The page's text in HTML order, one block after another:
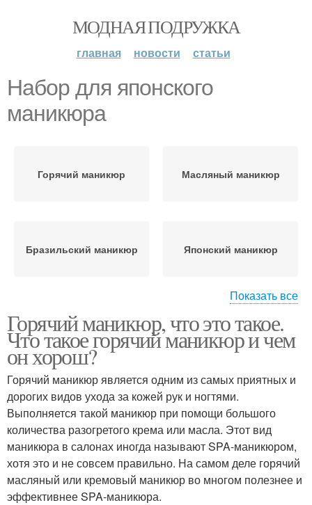
МОДНАЯ ПОДРУЖКА
главная новости статьи
Набор для японского
маникюра
Горячий маникюр Масляный маникюр
Бразильский маникюр Японский маникюр
Маникюр в домашних
условиях
Показать все
Горячий маникюр, что это такое.
Что такое горячий маникюр и чем
он хорош?
Горячий маникюр является одним из самых приятных и
дорогих видов ухода за кожей рук и ногтями.
Выполняется такой маникюр при помощи большого
количества разогретого крема или масла. Этот вид
маникюра в салонах иногда называют SPA-маникюром,
хотя это и не совсем правильно. На самом деле горячий
масляный или кремовый маникюр во многом полезнее и
эффективнее SPA-маникюра.